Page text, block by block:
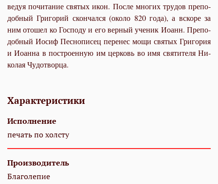
ве­дуя по­чи­та­ние свя­тых икон. По­сле мно­гих тру­дов пре­по­
доб­ный Гри­го­рий скон­чал­ся (око­ло 820 го­да), а вско­ре за
ним ото­шел ко Гос­по­ду и его вер­ный уче­ник Иоанн. Пре­по­
доб­ный Иосиф Пес­но­пи­сец пе­ре­нес мо­щи свя­тых Гри­го­рия
и Иоан­на в по­стро­ен­ную им цер­ковь во имя свя­ти­те­ля Ни­
ко­лая Чу­до­твор­ца.
Характеристики
Исполнение
печать по холсту
Производитель
Благолепие